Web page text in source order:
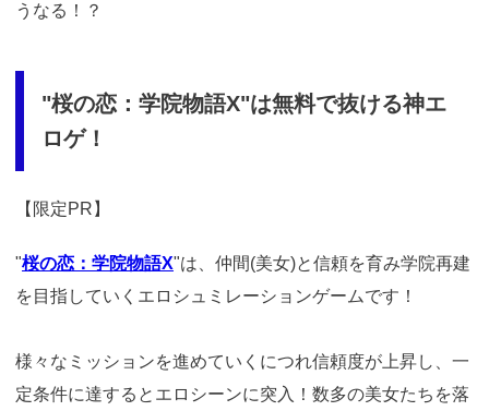
うなる！？
"桜の恋：学院物語X"は無料で抜ける神エ
ロゲ！
【限定PR】
"桜の恋：学院物語X"は、仲間(美女)と信頼を育み学院再建
を目指していくエロシュミレーションゲームです！
様々なミッションを進めていくにつれ信頼度が上昇し、一
定条件に達するとエロシーンに突入！数多の美女たちを落